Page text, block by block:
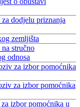
dodjelu priznanja
zemljišta
stručno
odnosa
za izbor pomoćnika
za izbor pomoćnika
izbor pomoćnika u